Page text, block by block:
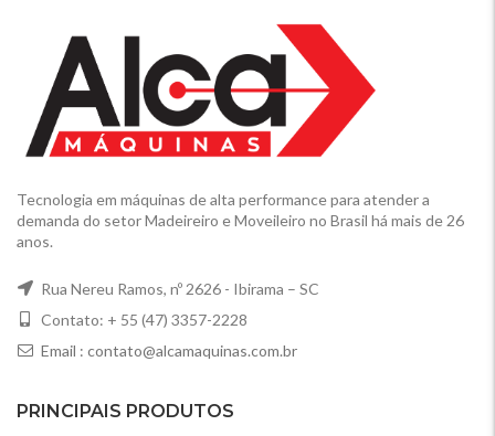
Tecnologia em máquinas de alta performance para atender a
demanda do setor Madeireiro e Moveileiro no Brasil há mais de 26
anos.
Rua Nereu Ramos, nº 2626 - Ibirama – SC
Contato: + 55 (47) 3357-2228
Email : contato@alcamaquinas.com.br
PRINCIPAIS PRODUTOS